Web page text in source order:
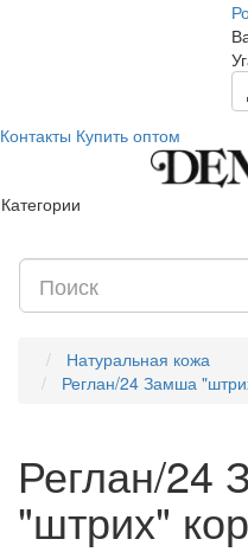
Контакты Купить оптом
Категории
Натуральная кожа
Реглан/24 Замша
Реглан/24
"штрих"